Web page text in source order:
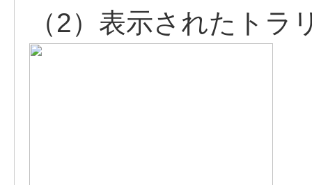
（2）表示されたト